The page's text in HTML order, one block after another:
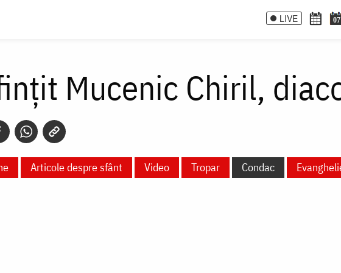
LIVE 07
Mucenic Chiril,
Articole despre sfânt Video Tropar Condac